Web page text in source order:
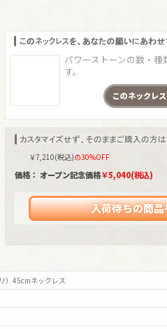
パワーストーンの数・
す。
このネックレス
￥7,210(税込)の30%OFF
価格： オープン記念価格￥5,040(税込)
入荷待ちの商
）45cmネックレス